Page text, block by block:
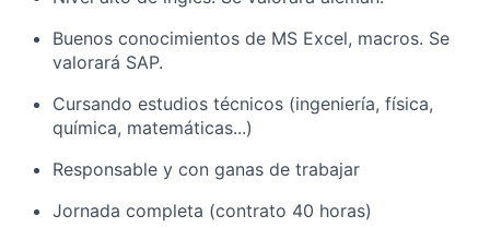
Buenos conocimientos de MS Excel, macros. Se
valorará SAP.
Cursando estudios técnicos (ingeniería, física,
química, matemáticas...)
Responsable y con ganas de trabajar
Jornada completa (contrato 40 horas)